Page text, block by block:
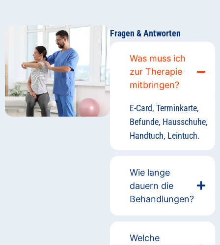
Fragen & Antworten
Was muss ich
zur Therapie
mitbringen?
E-Card, Terminkarte,
Befunde, Hausschuhe,
Handtuch, Leintuch.
Wie lange
dauern die
Behandlungen?
Welche